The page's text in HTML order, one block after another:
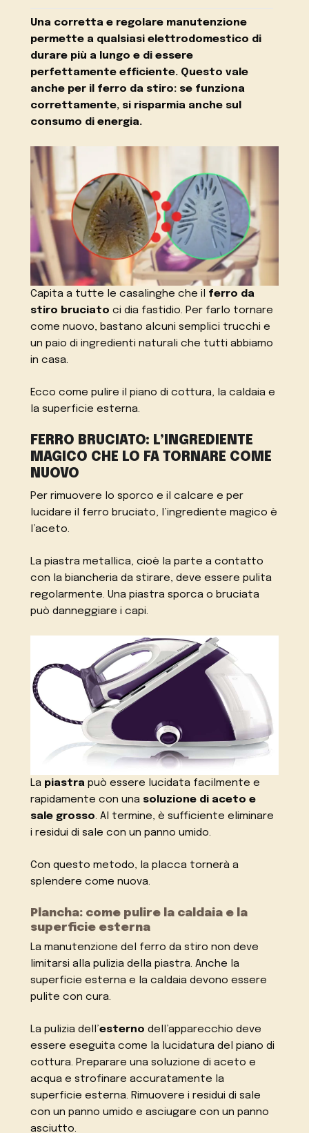
Una corretta e regolare manutenzione
permette a qualsiasi elettrodomestico di
durare più a lungo e di essere
perfettamente efficiente. Questo vale
anche per il ferro da stiro: se funziona
correttamente, si risparmia anche sul
consumo di energia.
Capita a tutte le casalinghe che il ferro da
stiro bruciato ci dia fastidio. Per farlo tornare
come nuovo, bastano alcuni semplici trucchi e
un paio di ingredienti naturali che tutti abbiamo
in casa.
Ecco come pulire il piano di cottura, la caldaia e
la superficie esterna.
FERRO BRUCIATO: L’INGREDIENTE
MAGICO CHE LO FA TORNARE COME
NUOVO
Per rimuovere lo sporco e il calcare e per
lucidare il ferro bruciato, l’ingrediente magico è
l’aceto.
La piastra metallica, cioè la parte a contatto
con la biancheria da stirare, deve essere pulita
regolarmente. Una piastra sporca o bruciata
può danneggiare i capi.
La piastra può essere lucidata facilmente e
rapidamente con una soluzione di aceto e
sale grosso. Al termine, è sufficiente eliminare
i residui di sale con un panno umido.
Con questo metodo, la placca tornerà a
splendere come nuova.
Plancha: come pulire la caldaia e la
superficie esterna
La manutenzione del ferro da stiro non deve
limitarsi alla pulizia della piastra. Anche la
superficie esterna e la caldaia devono essere
pulite con cura.
La pulizia dell’esterno dell’apparecchio deve
essere eseguita come la lucidatura del piano di
cottura. Preparare una soluzione di aceto e
acqua e strofinare accuratamente la
superficie esterna. Rimuovere i residui di sale
con un panno umido e asciugare con un panno
asciutto.